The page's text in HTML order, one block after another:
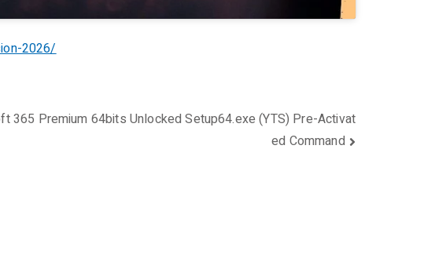
2026/
365 Premium 64bits Unlocked Setup64.exe (YTS) Pre-Activat
ed Command